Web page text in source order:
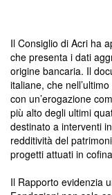
Il Consiglio di Acri ha
che presenta i dati
origine bancaria. Il
italiane, che
con un’erogazione
più alto degli ultimi
destinato a interventi
redditività del
progetti attuati in
Il Rapporto evidenzia